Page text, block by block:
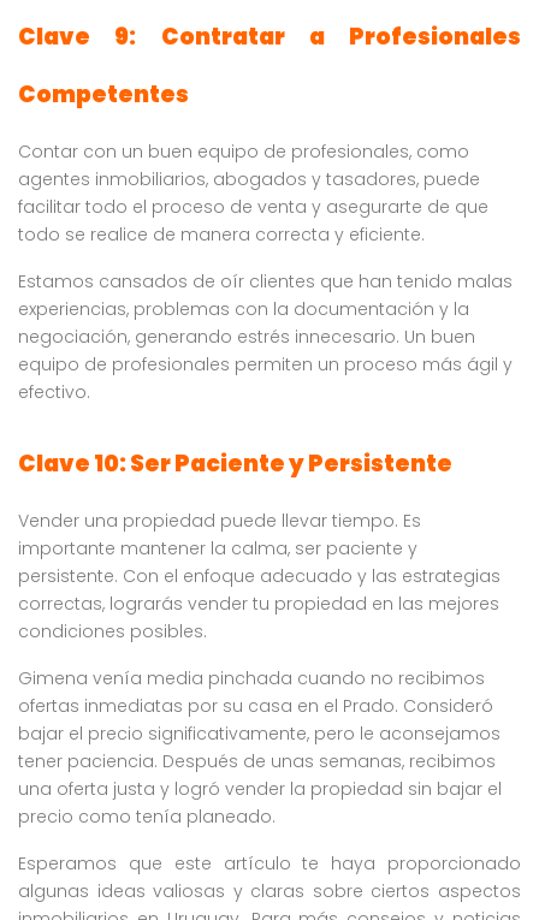
Clave 9: Contratar a Profesionales
Competentes
Contar con un buen equipo de profesionales, como
agentes inmobiliarios, abogados y tasadores, puede
facilitar todo el proceso de venta y asegurarte de que
todo se realice de manera correcta y eficiente.
Estamos cansados de oír clientes que han tenido malas
experiencias, problemas con la documentación y la
negociación, generando estrés innecesario. Un buen
equipo de profesionales permiten un proceso más ágil y
efectivo.
Clave 10: Ser Paciente y Persistente
Vender una propiedad puede llevar tiempo. Es
importante mantener la calma, ser paciente y
persistente. Con el enfoque adecuado y las estrategias
correctas, lograrás vender tu propiedad en las mejores
condiciones posibles.
Gimena venía media pinchada cuando no recibimos
ofertas inmediatas por su casa en el Prado. Consideró
bajar el precio significativamente, pero le aconsejamos
tener paciencia. Después de unas semanas, recibimos
una oferta justa y logró vender la propiedad sin bajar el
precio como tenía planeado.
Esperamos que este artículo te haya proporcionado
algunas ideas valiosas y claras sobre ciertos aspectos